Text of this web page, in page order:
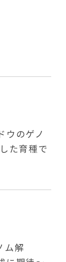
ウのゲノ
た育種で
ム解